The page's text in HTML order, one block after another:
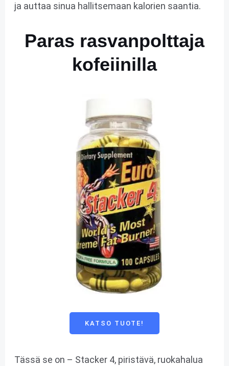
ja auttaa sinua hallitsemaan kalorien saantia.
Paras rasvanpolttaja
kofeiinilla
KATSO TUOTE!
Tässä se on – Stacker 4, piristävä, ruokahalua